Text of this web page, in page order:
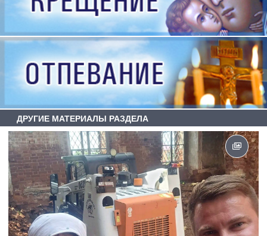
ДРУГИЕ МАТЕРИАЛЫ РАЗДЕЛА